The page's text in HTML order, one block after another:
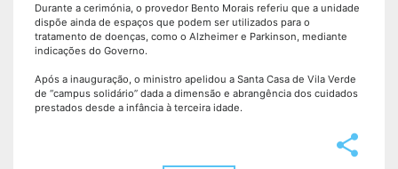
Durante a cerimónia, o provedor Bento Morais referiu que a unidade
dispõe ainda de espaços que podem ser utilizados para o
tratamento de doenças, como o Alzheimer e Parkinson, mediante
indicações do Governo.
Após a inauguração, o ministro apelidou a Santa Casa de Vila Verde
de “campus solidário” dada a dimensão e abrangência dos cuidados
prestados desde a infância à terceira idade.
share